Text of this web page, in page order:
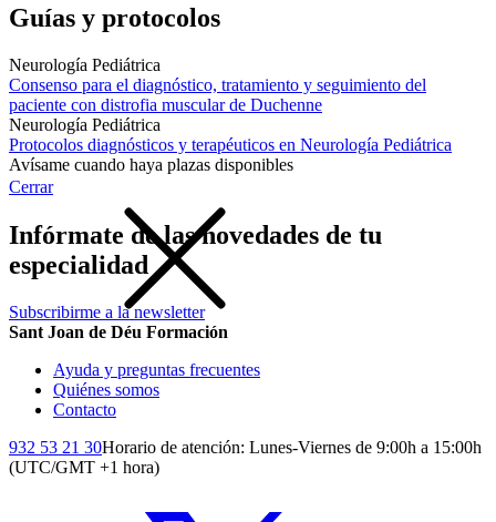
Guías y protocolos
Neurología Pediátrica
Consenso para el diagnóstico, tratamiento y seguimiento del
paciente con distrofia muscular de Duchenne
Neurología Pediátrica
Protocolos diagnósticos y terapéuticos en Neurología Pediátrica
Avísame cuando haya plazas disponibles
Cerrar
Infórmate de las novedades de tu
especialidad
Subscribirme a la newsletter
Sant Joan de Déu Formación
Ayuda y preguntas frecuentes
Quiénes somos
Contacto
932 53 21 30Horario de atención: Lunes-Viernes de 9:00h a 15:00h
(UTC/GMT +1 hora)